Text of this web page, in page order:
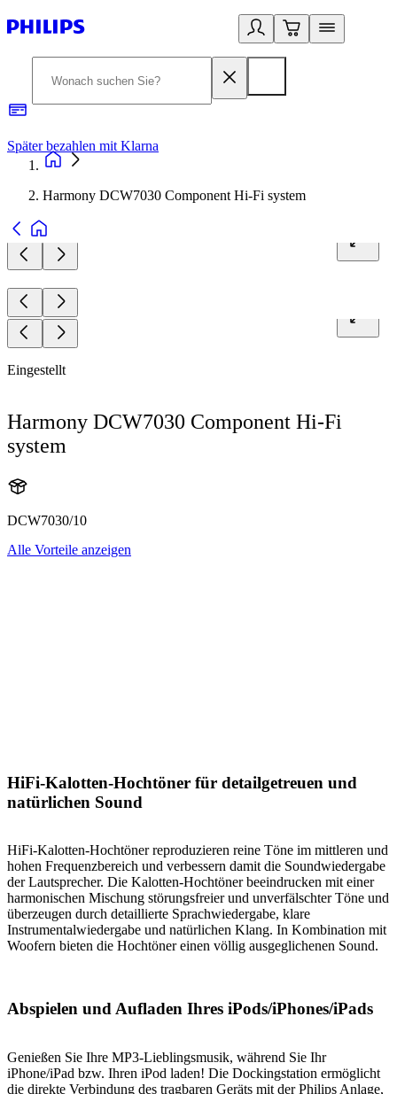
Später bezahlen mit Klarna
Harmony DCW7030 Component Hi-Fi system
Eingestellt
Harmony DCW7030 Component Hi-Fi
system
DCW7030/10
Alle Vorteile anzeigen
HiFi-Kalotten-Hochtöner für detailgetreuen und
natürlichen Sound
HiFi-Kalotten-Hochtöner reproduzieren reine Töne im mittleren und
hohen Frequenzbereich und verbessern damit die Soundwiedergabe
der Lautsprecher. Die Kalotten-Hochtöner beeindrucken mit einer
harmonischen Mischung störungsfreier und unverfälschter Töne und
überzeugen durch detaillierte Sprachwiedergabe, klare
Instrumentalwiedergabe und natürlichen Klang. In Kombination mit
Woofern bieten die Hochtöner einen völlig ausgeglichenen Sound.
Abspielen und Aufladen Ihres iPods/iPhones/iPads
Genießen Sie Ihre MP3-Lieblingsmusik, während Sie Ihr
iPhone/iPad bzw. Ihren iPod laden! Die Dockingstation ermöglicht
die direkte Verbindung des tragbaren Geräts mit der Philips Anlage,